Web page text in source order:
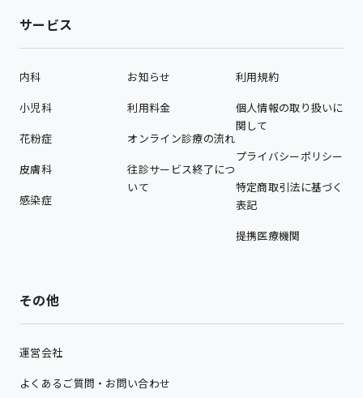
サービス
内科
小児科
花粉症
皮膚科
感染症
お知らせ
利用料金
オンライン診療の流れ
往診サービス終了につ
いて
利用規約
個人情報の取り扱いに
関して
プライバシーポリシー
特定商取引法に基づく
表記
提携医療機関
その他
運営会社
よくあるご質問・お問い合わせ